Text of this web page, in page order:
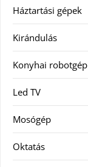
Háztartási gépek
Kirándulás
Konyhai robotgép
Led TV
Mosógép
Oktatás